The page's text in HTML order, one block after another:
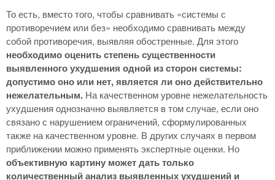
То есть, вместо того, чтобы сравнивать «системы с
противоречием или без» необходимо сравнивать между
собой противоречия, выявляя обостренные. Для этого
необходимо оценить степень существенности
выявленного ухудшения одной из сторон системы:
допустимо оно или нет, является ли оно действительно
нежелательным. На качественном уровне нежелательность
ухудшения однозначно выявляется в том случае, если оно
связано с нарушением ограничений, сформулированных
также на качественном уровне. В других случаях в первом
приближении можно применять экспертные оценки. Но
объективную картину может дать только
количественный анализ выявленных ухудшений и